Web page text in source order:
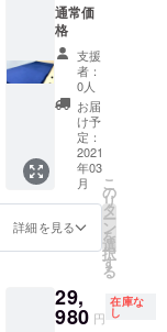
通常価
格
支援
者：
0人
お届
け予
定：
2021
年03
月
詳細を見る
こ
の
リ
タ
ー
ン
を
選
択
す
る
29,
980 円
在庫な
し